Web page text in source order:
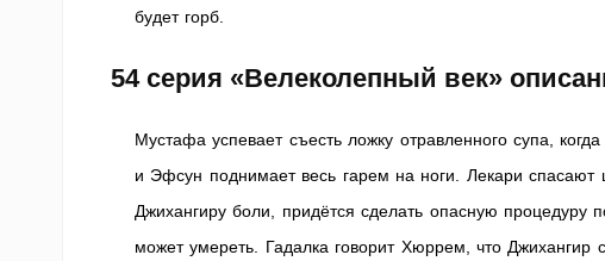
будет горб.
54 серия «Велеколепный век»
Мустафа успевает съесть ложку отравленного супа,
и Эфсун поднимает весь гарем на ноги. Лекари спасают
Джихангиру боли, придётся сделать опасную
может умереть. Гадалка говорит Хюррем, что Джихангир